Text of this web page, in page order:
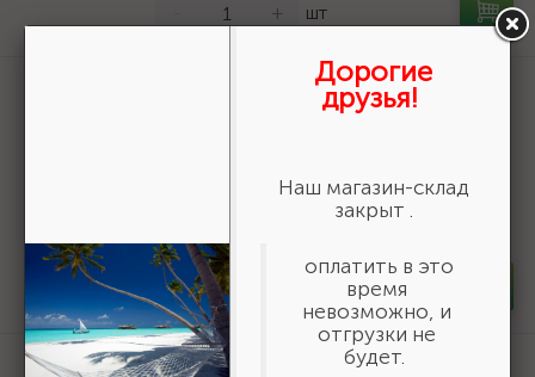
+ шт
3550-16-775
БАЗ KK19XW 16-H (Р80), 775 мм, 30 м,
-
Артикул:06690
Дорогие
друзья!
Наш магазин-склад
закрыт .
оплатить в это
время
невозможно, и
отгрузки не
будет.